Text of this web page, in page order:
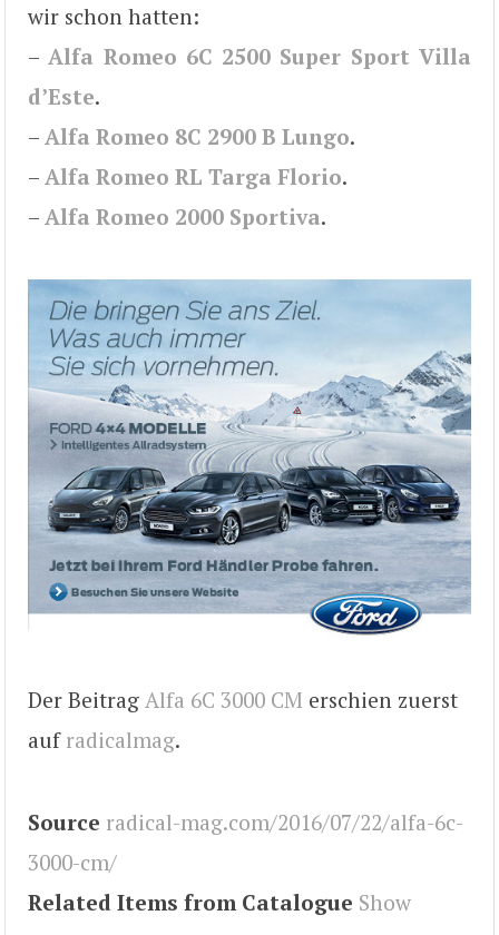
wir schon hatten:
– Alfa Romeo 6C 2500 Super Sport Villa
d’Este.
– Alfa Romeo 8C 2900 B Lungo.
– Alfa Romeo RL Targa Florio.
– Alfa Romeo 2000 Sportiva.
Der Beitrag Alfa 6C 3000 CM erschien zuerst
auf radicalmag.
Source radical-mag.com/2016/07/22/alfa-6c-
3000-cm/
Related Items from Catalogue Show